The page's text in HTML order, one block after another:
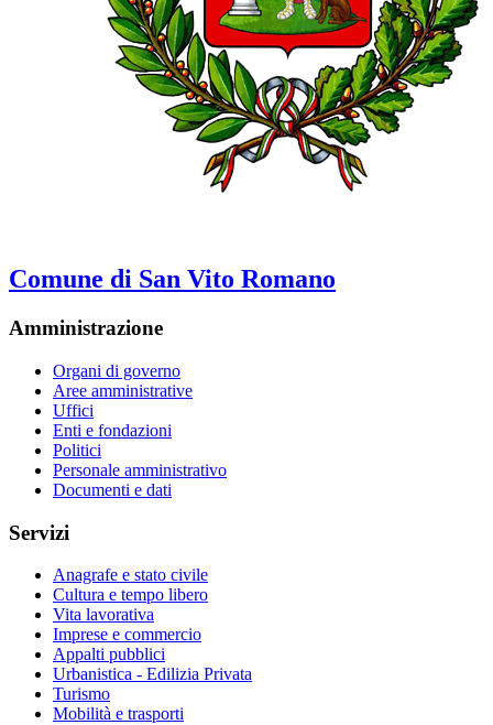
Comune di San Vito Romano
Amministrazione
Organi di governo
Aree amministrative
Uffici
Enti e fondazioni
Politici
Personale amministrativo
Documenti e dati
Servizi
Anagrafe e stato civile
Cultura e tempo libero
Vita lavorativa
Imprese e commercio
Appalti pubblici
Urbanistica - Edilizia Privata
Turismo
Mobilità e trasporti